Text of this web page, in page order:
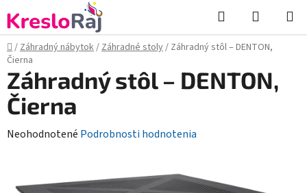
na
obsah
Hľadať
KOŠÍK
Domov
/Záhradný nábytok/Záhradné stoly/ Záhradný stôl – DENTON,
Čierna
Záhradný stôl – DENTON,
Čierna
Priemerné
Neohodnotené Podrobnosti hodnotenia